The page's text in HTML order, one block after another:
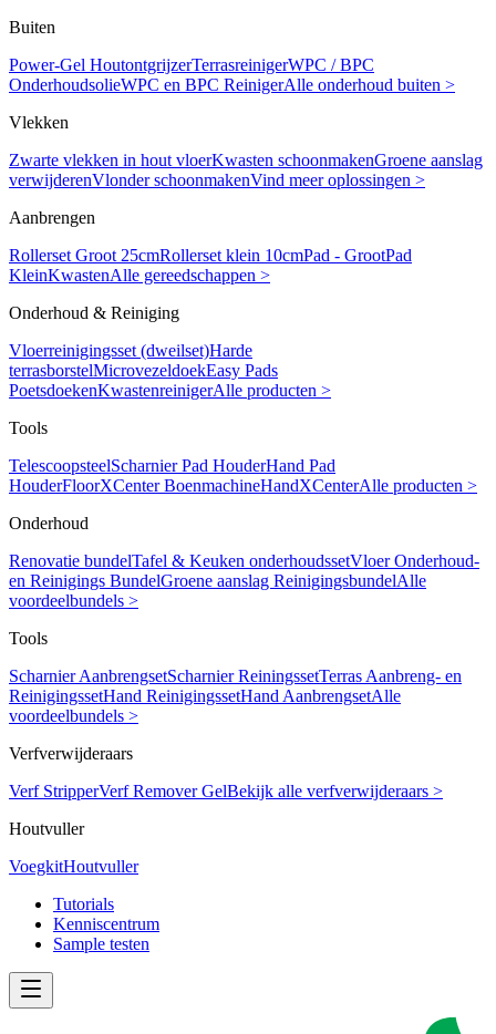
Buiten
Power-Gel HoutontgrijzerTerrasreinigerWPC / BPC
OnderhoudsolieWPC en BPC ReinigerAlle onderhoud buiten >
Vlekken
Zwarte vlekken in hout vloerKwasten schoonmakenGroene aanslag
verwijderenVlonder schoonmakenVind meer oplossingen >
Aanbrengen
Rollerset Groot 25cmRollerset klein 10cmPad - GrootPad
KleinKwastenAlle gereedschappen >
Onderhoud & Reiniging
Vloerreinigingsset (dweilset)Harde
terrasborstelMicrovezeldoekEasy Pads
PoetsdoekenKwastenreinigerAlle producten >
Tools
TelescoopsteelScharnier Pad HouderHand Pad
HouderFloorXCenter BoenmachineHandXCenterAlle producten >
Onderhoud
Renovatie bundelTafel & Keuken onderhoudssetVloer Onderhoud-
en Reinigings BundelGroene aanslag ReinigingsbundelAlle
voordeelbundels >
Tools
Scharnier AanbrengsetScharnier ReiningssetTerras Aanbreng- en
ReinigingssetHand ReinigingssetHand AanbrengsetAlle
voordeelbundels >
Verfverwijderaars
Verf StripperVerf Remover GelBekijk alle verfverwijderaars >
Houtvuller
VoegkitHoutvuller
Tutorials
Kenniscentrum
Sample testen